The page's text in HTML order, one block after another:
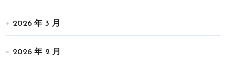
2026 年 3 月
2026 年 2 月